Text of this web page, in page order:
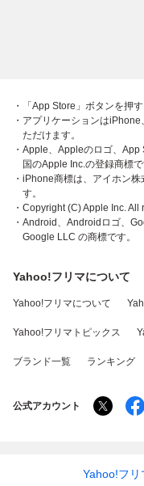
・「App Store」ボタンを押
・アプリケーションは
ただけます。
・Apple、Appleのロゴ、
国のApple Inc.の登録商標で
・iPhone商標は、アイホン
す。
・Copyright (C) Apple Inc.
・Android、Androidロゴ、
Google LLC の商標です。
Yahoo!フリマについて
Yahoo!フリマについて
Yahoo!フリマトピックス
ブランド一覧 ランキング
公式アカウント
Yahoo!フリ